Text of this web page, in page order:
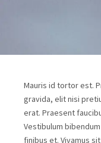
Mauris id tortor est.
gravida, elit nisi
erat. Praesent
Vestibulum
finibus et. Vivamus